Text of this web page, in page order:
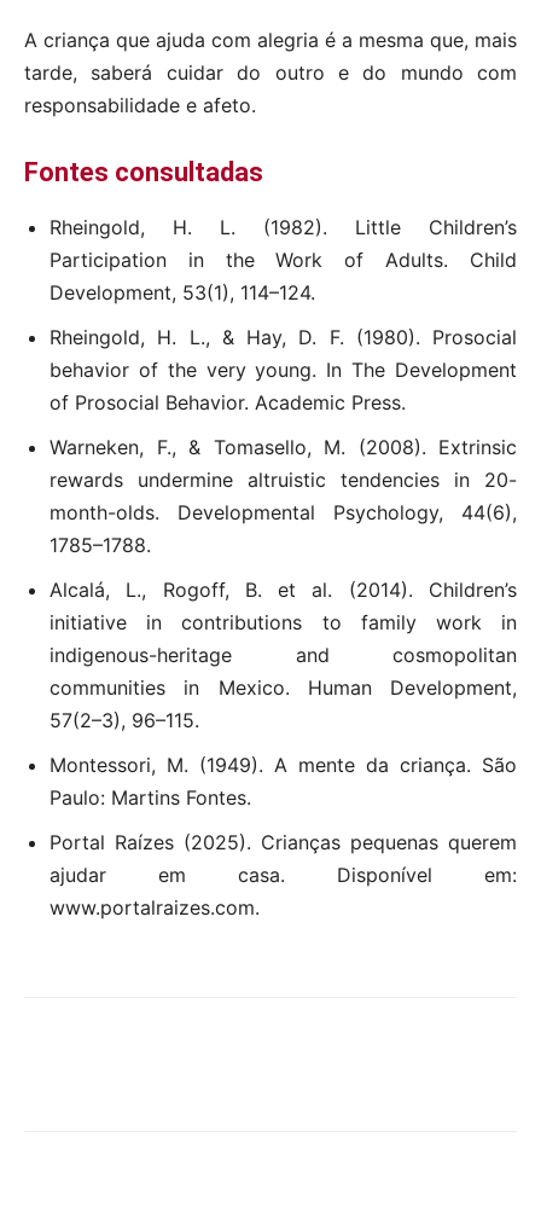
A criança que ajuda com alegria é a mesma que, mais
tarde, saberá cuidar do outro e do mundo com
responsabilidade e afeto.
Fontes consultadas
Rheingold, H. L. (1982). Little Children’s
Participation in the Work of Adults. Child
Development, 53(1), 114–124.
Rheingold, H. L., & Hay, D. F. (1980). Prosocial
behavior of the very young. In The Development
of Prosocial Behavior. Academic Press.
Warneken, F., & Tomasello, M. (2008). Extrinsic
rewards undermine altruistic tendencies in 20-
month-olds. Developmental Psychology, 44(6),
1785–1788.
Alcalá, L., Rogoff, B. et al. (2014). Children’s
initiative in contributions to family work in
indigenous-heritage and cosmopolitan
communities in Mexico. Human Development,
57(2–3), 96–115.
Montessori, M. (1949). A mente da criança. São
Paulo: Martins Fontes.
Portal Raízes (2025). Crianças pequenas querem
ajudar em casa. Disponível em:
www.portalraizes.com.